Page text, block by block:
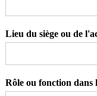
Lieu du siège ou de
Rôle ou fonction dans